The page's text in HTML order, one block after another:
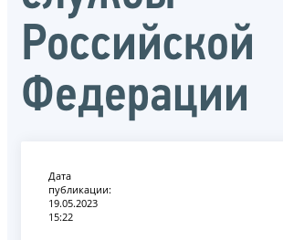
Российской
Федерации
Дата
публикации:
19.05.2023
15:22